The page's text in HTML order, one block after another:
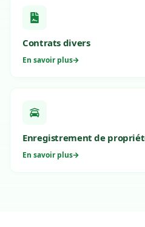
Contrats divers
En savoir plus
Enregistrement de
En savoir plus